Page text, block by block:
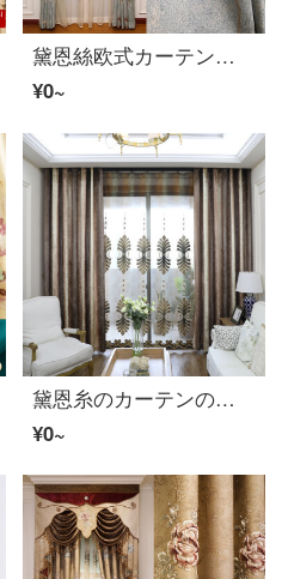
黛恩絲欧式カーテンリビングルームのエンボスカーテンの完成品のオーダーメイドブルーの布毎メートル（花の位置0.385、カーテンの頭と部品などは別に計算します）
¥0~
黛恩糸のカーテンの完成品のグラデーション色の絨布のリビングルームの刺繍の窓の紗の遮光布の一メートルごとに(加工が無料で、定幅2.8が高いです)は何メートルを要して何枚撮りますか？
¥0~